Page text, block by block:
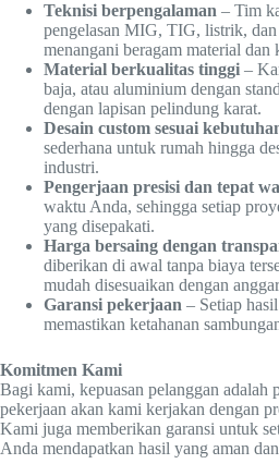
Teknisi berpengalaman – Tim
pengelasan MIG, TIG, listrik,
menangani beragam material dan
Material berkualitas tinggi –
baja, atau aluminium dengan
dengan lapisan pelindung karat.
Desain custom sesuai
sederhana untuk rumah hingga
industri.
Pengerjaan presisi dan tepat
waktu Anda, sehingga setiap
yang disepakati.
Harga bersaing dengan
diberikan di awal tanpa biaya
mudah disesuaikan dengan
Garansi pekerjaan – Setiap
memastikan ketahanan
Komitmen Kami
Bagi kami, kepuasan pelanggan adalah
pekerjaan akan kami kerjakan dengan
Kami juga memberikan garansi untuk
Anda mendapatkan hasil yang aman